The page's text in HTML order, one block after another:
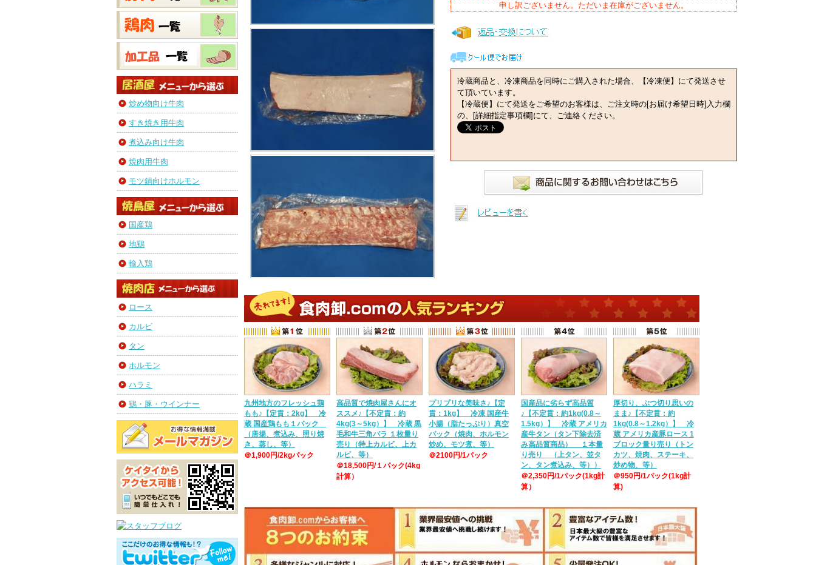
炒め物向け牛肉
すき焼き用牛肉
煮込み向け牛肉
焼肉用牛肉
モツ鍋向けホルモン
国産鶏
地鶏
輸入鶏
ロース
カルビ
タン
ホルモン
ハラミ
鶏・豚・ウインナー
申し訳ございません。ただいま在庫がございません。
冷蔵商品と、冷凍商品を同時にご購入された場合、【冷凍便】にて発送させ
て頂いています。
【冷蔵便】にて発送をご希望のお客様は、ご注文時の[お届け希望日時]入力欄
の、[詳細指定事項欄]にて、ご連絡ください。
九州地方のフレッシュ鶏
もも♪【定貫：2kg】 冷
蔵 国産鶏もも１パック
（唐揚、煮込み、照り焼
き、蒸し、等）
＠1,900円/2kgパック
高品質で焼肉屋さんにオ
ススメ♪【不定貫：約
4kg(3～5kg）】 冷蔵 黒
毛和牛三角バラ １枚量り
売り（特上カルビ、上カ
ルビ、等）
＠18,500円/１パック(4kg
計算）
プリプリな美味さ♪【定
貫：1kg】 冷凍 国産牛
小腸（脂たっぷり）真空
パック（焼肉、ホルモン
炒め、モツ煮、等）
＠2100円/1パック
国産品に劣らず高品質
♪【不定貫：約1kg(0.8～
1.5kg）】 冷蔵 アメリカ
産牛タン（タン下除去済
み高品質商品） １本量
り売り （上タン、並タ
ン、タン煮込み、等））
＠2,350円/1パック(1kg計
算）
厚切り、ぶつ切り思いの
まま♪【不定貫：約
1kg(0.8～1.2kg）】 冷
蔵 アメリカ産豚ロース 1
ブロック量り売り（トン
カツ、焼肉、ステーキ、
炒め物、等）
＠950円/1パック(1kg計
算)